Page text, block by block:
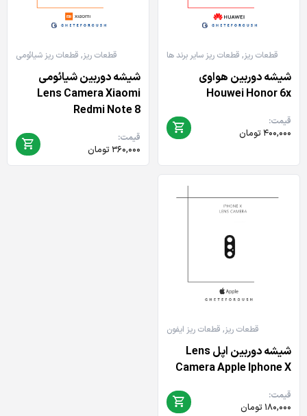
قطعات ریز, قطعات ریز سایر برند ها
شیشه دوربین هواوی
Houwei Honor 6x
قیمت:
۴۰۰,۰۰۰ تومان
قطعات ریز, قطعات ریز شیائومی
شیشه دوربین شیائومی
Lens Camera Xiaomi
Redmi Note 8
قیمت:
۳۶۰,۰۰۰ تومان
قطعات ریز, قطعات ریز ایفون
شیشه دوربین اپل Lens
Camera Apple Iphone X
قیمت:
۱۸۰,۰۰۰ تومان